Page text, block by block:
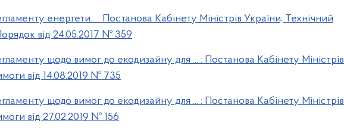
енергети... : Постанова Кабінету Міністрів України; Технічний
від 24.05.2017 № 359
щодо вимог до екодизайну для ... : Постанова Кабінету Міністрів
від 14.08.2019 № 735
щодо вимог до екодизайну для ... : Постанова Кабінету Міністрів
від 27.02.2019 № 156